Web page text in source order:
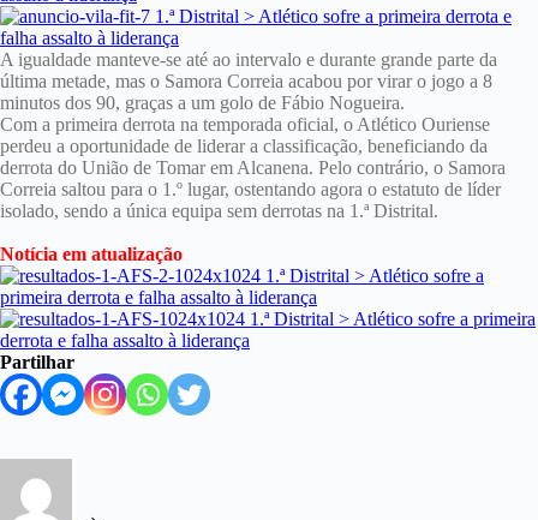
A igualdade manteve-se até ao intervalo e durante grande parte da
última metade, mas o Samora Correia acabou por virar o jogo a 8
minutos dos 90, graças a um golo de Fábio Nogueira.
Com a primeira derrota na temporada oficial, o Atlético Ouriense
perdeu a oportunidade de liderar a classificação, beneficiando da
derrota do União de Tomar em Alcanena. Pelo contrário, o Samora
Correia saltou para o 1.º lugar, ostentando agora o estatuto de líder
isolado, sendo a única equipa sem derrotas na 1.ª Distrital.
Notícia em atualização
Partilhar